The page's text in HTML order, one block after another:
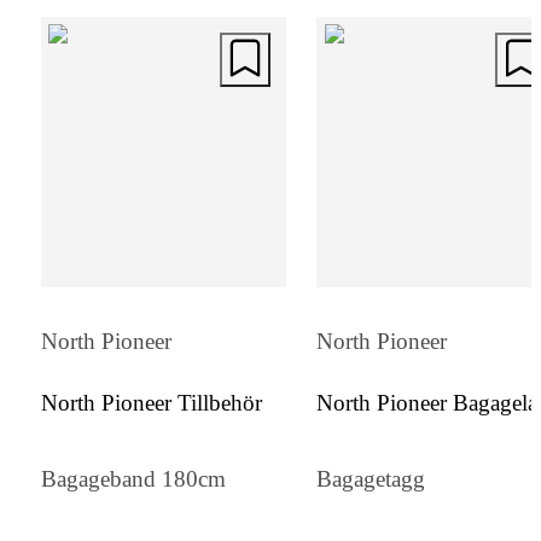
kabinväskan, mellanväskan eller den stora
resväskan. Teleskophandtaget och de
North Pioneer
North Pioneer Tillbehör
Bagageband 180cm
North Pioneer
North Pioneer
Bagagetagg